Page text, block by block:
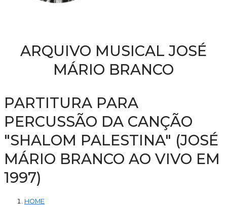
ARQUIVO MUSICAL JOSÉ
MÁRIO BRANCO
PARTITURA PARA
PERCUSSÃO DA CANÇÃO
"SHALOM PALESTINA" (JOSÉ
MÁRIO BRANCO AO VIVO EM
1997)
HOME